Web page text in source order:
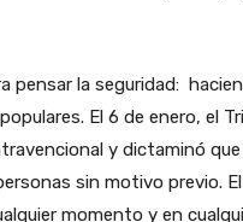
pensar la seguridad:
El 6 de enero, el
y dictaminó que
sin motivo previo.
momento y en